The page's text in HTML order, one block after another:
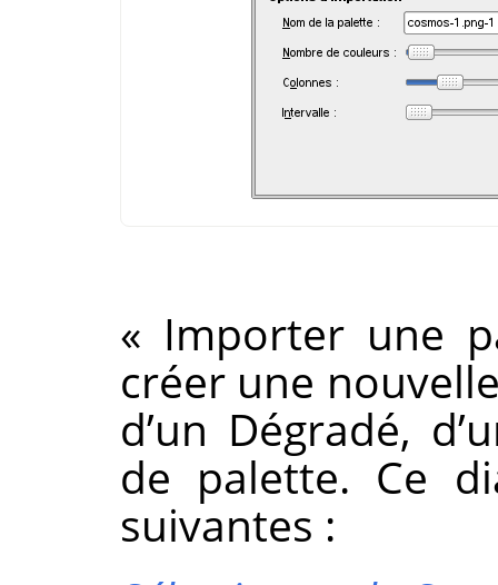
« Importer une
créer une
d’un Dégradé,
de palette. Ce
suivantes :